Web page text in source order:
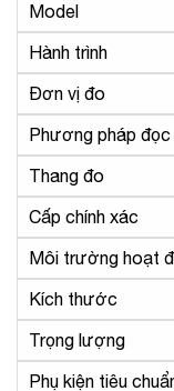
Model
Hành trình
Đơn vị đo
Phương pháp đọc
Thang đo
Cấp chính xác
Môi trường hoạt
Kích thước
Trọng lượng
Phụ kiện tiêu